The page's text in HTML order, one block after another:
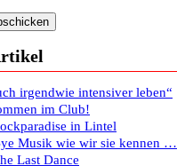
irgendwie intensiver leben“
im Club!
in Lintel
Musik wie wir sie kennen …
Last Dance